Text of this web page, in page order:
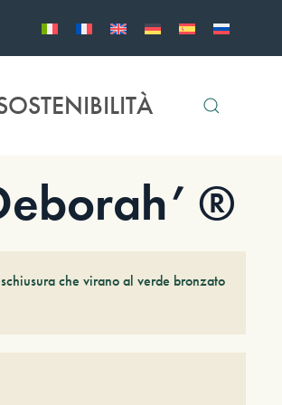
®
che virano al verde bronzato